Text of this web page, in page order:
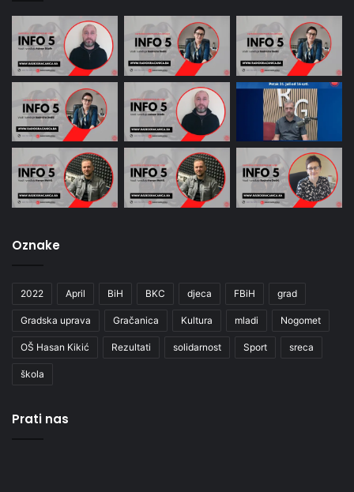
Oznake
2022 April BiH BKC djeca FBiH grad
Gradska uprava Gračanica Kultura mladi Nogomet
OŠ Hasan Kikić Rezultati solidarnost Sport sreca
škola
Prati nas